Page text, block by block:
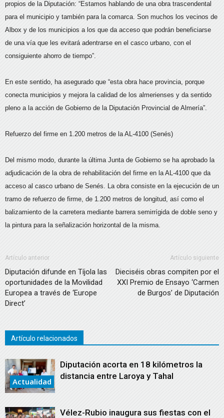
propios de la Diputación: “Estamos hablando de una obra trascendental
para el municipio y también para la comarca. Son muchos los vecinos de
Albox y de los municipios a los que da acceso que podrán beneficiarse
de una vía que les evitará adentrarse en el casco urbano, con el
consiguiente ahorro de tiempo”.
En este sentido, ha asegurado que “esta obra hace provincia, porque
conecta municipios y mejora la calidad de los almerienses y da sentido
pleno a la acción de Gobierno de la Diputación Provincial de Almería”.
Refuerzo del firme en 1.200 metros de la AL-4100 (Senés)
Del mismo modo, durante la última Junta de Gobierno se ha aprobado la
adjudicación de la obra de rehabilitación del firme en la AL-4100 que da
acceso al casco urbano de Senés. La obra consiste en la ejecución de un
tramo de refuerzo de firme, de 1.200 metros de longitud, así como el
balizamiento de la carretera mediante barrera semirrígida de doble seno y
la pintura para la señalización horizontal de la misma.
Artículo anterior
Diputación difunde en Tíjola las
oportunidades de la Movilidad
Europea a través de ‘Europe
Direct’
Artículo siguiente
Dieciséis obras compiten por el
XXI Premio de Ensayo ‘Carmen
de Burgos’ de Diputación
Artículo relacionados
Actualidad
Diputación acorta en 18 kilómetros la
distancia entre Laroya y Tahal
Vélez-Rubio inaugura sus fiestas con el